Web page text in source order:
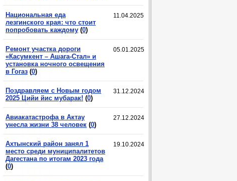
11.04.2025
Национальная еда
лезгинского края: что стоит
попробовать каждому (0)
05.01.2025
Ремонт участка дороги
«Касумкент – Ашага-Стал» и
установка ночного освещения
в Гогаз (0)
31.12.2024
Поздравляем с Новым годом
2025 Цийи йис мубарак! (0)
27.12.2024
Авиакатастрофа в Актау
унесла жизни 38 человек (0)
19.10.2024
Ахтынский район занял 1
место среди муниципалитетов
Дагестана по итогам 2023 года
(0)